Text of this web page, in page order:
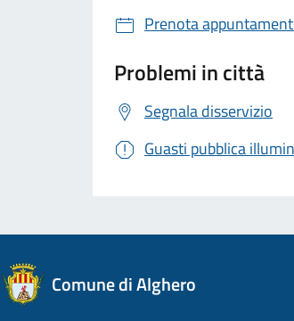
Prenota
Problemi in città
Segnala disservizio
Guasti pubblica
Comune di Alghero